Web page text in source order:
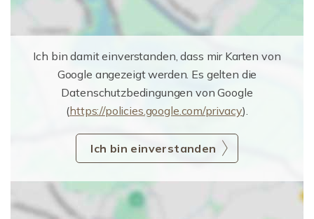
Ich bin damit einverstanden, dass mir Karten von
Google angezeigt werden. Es gelten die
Datenschutzbedingungen von Google
(https://policies.google.com/privacy).
Ich bin einverstanden